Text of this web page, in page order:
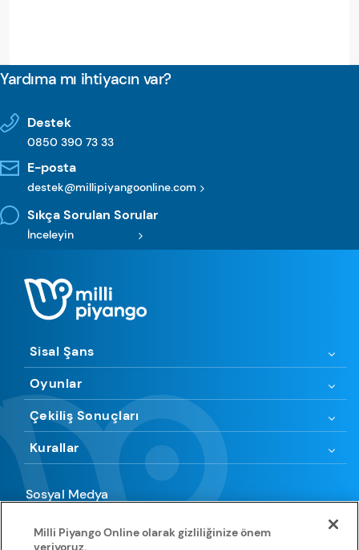
Yardıma mı ihtiyacın var?
Destek
0850 390 73 33
E-posta
destek@millipiyangoonline.com
Sıkça Sorulan Sorular
İnceleyin
Sisal Şans
Oyunlar
Çekiliş Sonuçları
Kurallar
Sosyal Medya
Milli Piyango Online olarak gizliliğinize önem
veriyoruz.